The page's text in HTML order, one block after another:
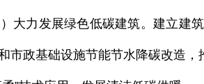
大力发展绿色低碳建筑。建立建
市政基础设施节能节水降碳改造